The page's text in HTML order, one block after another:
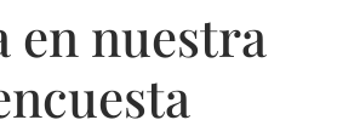
en nuestra